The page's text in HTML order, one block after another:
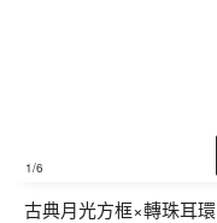
1/6
古典月光方框×轉珠耳環